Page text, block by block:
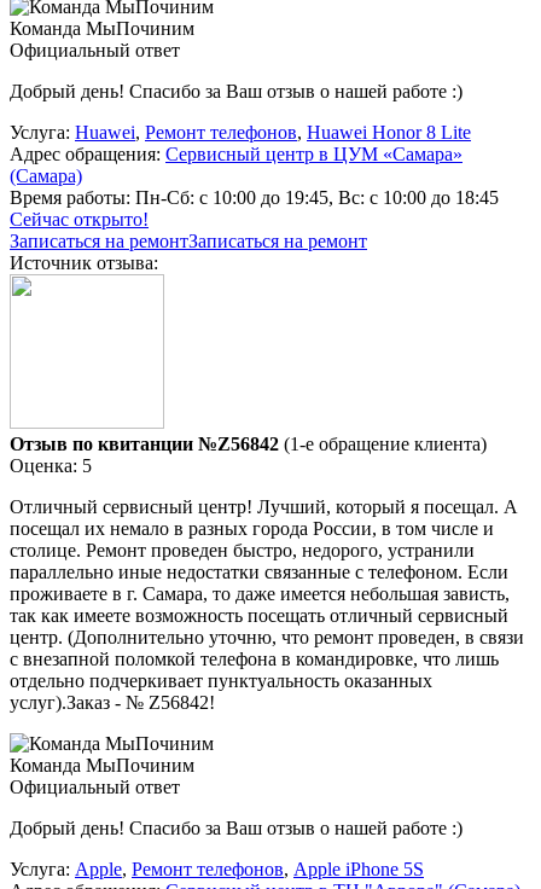
Команда МыПочиним
Официальный ответ
Добрый день! Спасибо за Ваш отзыв о нашей работе :)
Услуга: Huawei, Ремонт телефонов, Huawei Honor 8 Lite
Адрес обращения: Сервисный центр в ЦУМ «Самара»
(Самара)
Время работы: Пн-Сб: с 10:00 до 19:45, Вс: с 10:00 до 18:45
Сейчас открыто!
Записаться на ремонтЗаписаться на ремонт
Источник отзыва:
Отзыв по квитанции №Z56842 (1-е обращение клиента)
Оценка: 5
Отличный сервисный центр! Лучший, который я посещал. А
посещал их немало в разных города России, в том числе и
столице. Ремонт проведен быстро, недорого, устранили
параллельно иные недостатки связанные с телефоном. Если
проживаете в г. Самара, то даже имеется небольшая зависть,
так как имеете возможность посещать отличный сервисный
центр. (Дополнительно уточню, что ремонт проведен, в связи
с внезапной поломкой телефона в командировке, что лишь
отдельно подчеркивает пунктуальность оказанных
услуг).Заказ - № Z56842!
Команда МыПочиним
Официальный ответ
Добрый день! Спасибо за Ваш отзыв о нашей работе :)
Услуга: Apple, Ремонт телефонов, Apple iPhone 5S